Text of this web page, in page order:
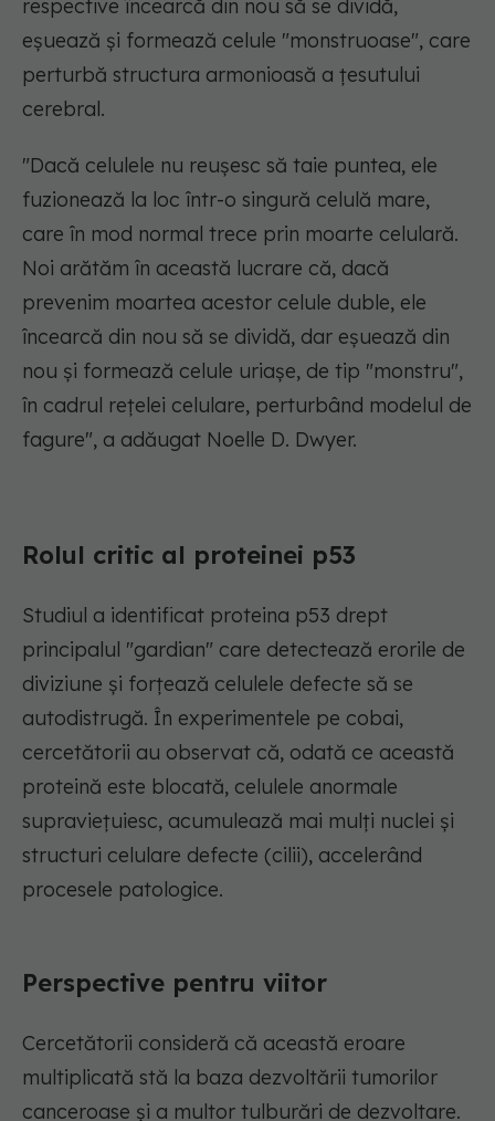
respective încearcă din nou să se dividă,
eșuează și formează celule "monstruoase", care
perturbă structura armonioasă a țesutului
cerebral.
"Dacă celulele nu reușesc să taie puntea, ele
fuzionează la loc într-o singură celulă mare,
care în mod normal trece prin moarte celulară.
Noi arătăm în această lucrare că, dacă
prevenim moartea acestor celule duble, ele
încearcă din nou să se dividă, dar eșuează din
nou și formează celule uriașe, de tip "monstru",
în cadrul rețelei celulare, perturbând modelul de
fagure", a adăugat Noelle D. Dwyer.
Rolul critic al proteinei p53
Studiul a identificat proteina p53 drept
principalul "gardian" care detectează erorile de
diviziune și forțează celulele defecte să se
autodistrugă. În experimentele pe cobai,
cercetătorii au observat că, odată ce această
proteină este blocată, celulele anormale
supraviețuiesc, acumulează mai mulți nuclei și
structuri celulare defecte (cilii), accelerând
procesele patologice.
Perspective pentru viitor
Cercetătorii consideră că această eroare
multiplicată stă la baza dezvoltării tumorilor
canceroase și a multor tulburări de dezvoltare.